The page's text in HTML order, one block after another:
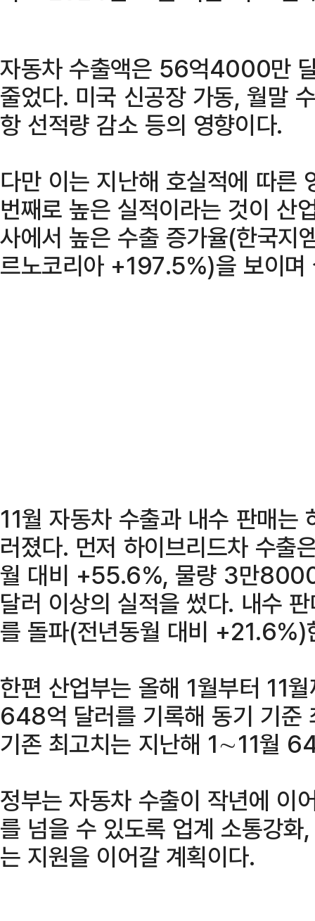
자동차 수출액은 56억4000만
줄었다. 미국 신공장 가동, 월말
항 선적량 감소 등의 영향이다.
다만 이는 지난해 호실적에 따른
번째로 높은 실적이라는 것이 산
사에서 높은 수출 증가율(한국
르노코리아 +197.5%)을 보이며
11월 자동차 수출과 내수 판매는
러졌다. 먼저 하이브리드차 수
월 대비 +55.6%, 물량 3만
달러 이상의 실적을 썼다. 내수
를 돌파(전년동월 대비 +21.6%)
한편 산업부는 올해 1월부터 11
648억 달러를 기록해 동기 기준
기존 최고치는 지난해 1∼11월
정부는 자동차 수출이 작년에
를 넘을 수 있도록 업계 소통강
는 지원을 이어갈 계획이다.